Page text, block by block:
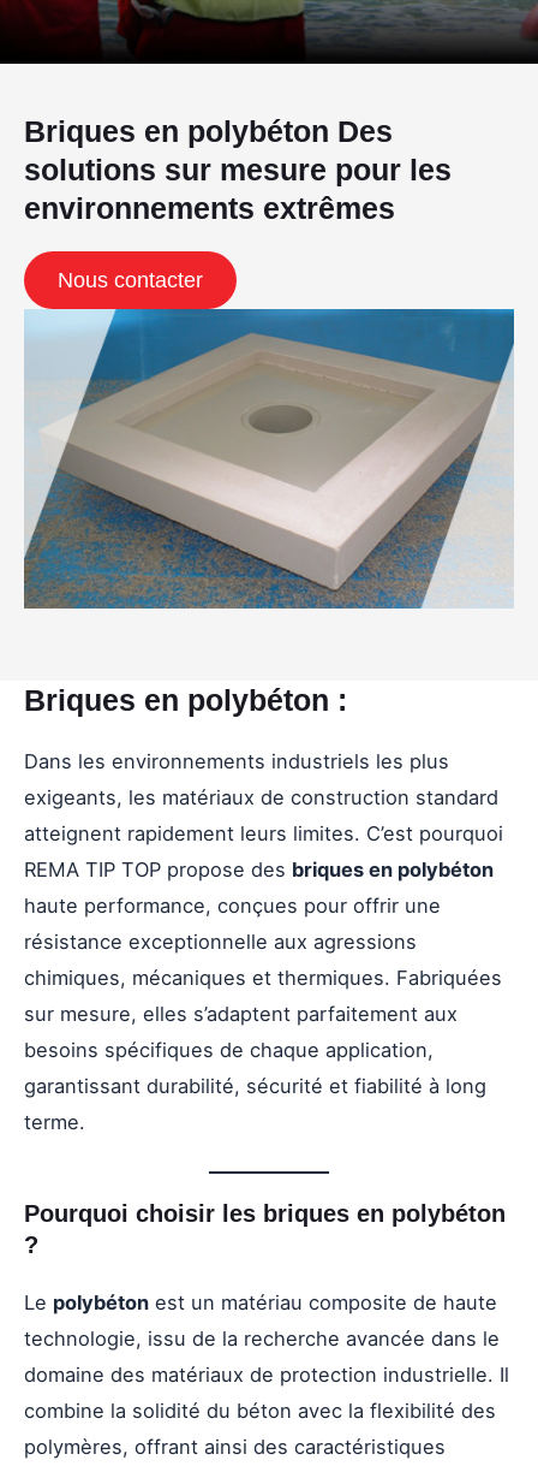
Briques en polybéton Des
solutions sur mesure pour les
environnements extrêmes
Nous contacter
Briques en polybéton :
Dans les environnements industriels les plus
exigeants, les matériaux de construction standard
atteignent rapidement leurs limites. C’est pourquoi
REMA TIP TOP propose des briques en polybéton
haute performance, conçues pour offrir une
résistance exceptionnelle aux agressions
chimiques, mécaniques et thermiques. Fabriquées
sur mesure, elles s’adaptent parfaitement aux
besoins spécifiques de chaque application,
garantissant durabilité, sécurité et fiabilité à long
terme.
Pourquoi choisir les briques en polybéton
?
Le polybéton est un matériau composite de haute
technologie, issu de la recherche avancée dans le
domaine des matériaux de protection industrielle. Il
combine la solidité du béton avec la flexibilité des
polymères, offrant ainsi des caractéristiques